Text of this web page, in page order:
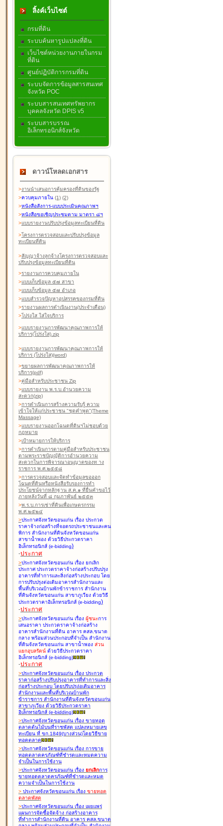
ลิ้งค์เว็บไซต์
กรมที่ดิน
ระบบค้นหารูปแปลงที่ดิน
เว็บไซต์หน่วยงานภายในกรม
ที่ดิน
ศูนย์ปฏิบัติการกรมที่ดิน
ระบบจัดการข้อมูลสารสนเทศ
จังหวัด POC
ระบบสารสนเทศทรัพยากร
บุคคลจังหวัด DPIS v5
ระบบสารบรรณ
อิเล็กทรอนิกส์จังหวัด
ดาวน์โหลดเอกสาร
>งานนำเสนอการคุ้มครองที่ดินของรัฐ
>ควบคุมภายใน (1) (2)
>หนังสือสังการ-แบบประเมินคุณภาพฯ
>หนังสือขอเชิญประชุมตาม มาตรา ๘ฯ
>แบบรายงานปรับปรุงข้อมูลทะเบียนที่ดิน
>โครงการตรวจสอบและปรับปรุงข้อมูล
ทะเบียนที่ดิน
>สัญญาจ้างลูกจ้างโครงการตรวจสอบและ
ปรับปรุงข้อมูลทะเบียนที่ดิน
>รายงานการควบคุมภายใน
>แบบเก็บข้อมูล ๕๗ สาขา
>แบบเก็บข้อมูล ๕๗ อำเภอ
>แบบสำรวจปัญหาอุปสรรคของกรมที่ดิน
>รายงานผลการดำเนินงาน(ประจำเดือน)
>โปร่งใส ใส่ใจบริการ
>แบบรายงานการพัฒนาคุณภาพการให้
บริการ(โปร่งใส).zip
>แบบรายงานการพัฒนาคุณภาพการให้
บริการ (โปร่งใส)(word)
>ขยายผลการพัฒนาคุณภาพการให้
บริการ(pdf)
>คู่มือสำหรับประชาชน Zip
>แบบรายงาน พ.ร.บ.อำนวยความ
สะดวก(zip)
>การดำเนินการสร้างความรับรู้ ความ
เข้าใจให้แก่ประชาชน "ชุดคำพูด"(Theme
Massage)
>แบบรายงานออกโฉนดที่ดินฯไม่ชอบด้วย
กฎหมาย
>เป้าหมายการให้บริการ
>การดำเนินการตามคู่มือสำหรับประชาชน
ตามพระราชบัญญัติการอำนวยความ
สะดวกในการพิจารณาอนุญาตของท าง
ราชการ พ.ศ.๒๕๕๘
>การตรวจสอบและจัดทำข้อมูลขอออก
โฉนดที่ดินหรือหนังสือรับรองการทำ
ประโยชน์จากหลักฐาน ส.ค.๑ ที่ยื่นคำขอไว้
ภายหลังวันที่ ๘ กุมภาพันธ์ ๒๕๕๓
>พ.ร.บ.การเช่าที่ดินเพื่อเกษตรกรรม
พ.ศ.๒๕๒๔
>ประกาศจังหวัดขอนแก่น เรื่อง ประกวด
ราคาจ้างก่อสร้างที่จอดรถประชาชนและคน
พิการ สำนักงานที่ดินจังหวัดขอนแก่น
สาขาน้ำพอง ด้วยวิธีประกวดราคา
อิเล็กทรอนิกส์ (e-bidding)
-ประกาศ
>ประกาศจังหวัดขอนแก่น เรื่อง ยกเลิก
ประกาศ ประกวดราคาจ้างก่อสร้างปรับปรุง
อาคารที่ทำการและสิ่งก่อสร้างประกอบ โดย
การปรับปรุงต่อเติมอาคารสำนักงานและ
พื้นที่บริเวณบ้านพักข้าราชการ สำนักงาน
ที่ดินจังหวัดขอนแก่น สาขาภูเวียง ด้วยวิธี
ประกวดราคาอิเล็กทรอนิกส์ (e-bidding)
-ประกาศ
>ประกาศจังหวัดขอนแก่น เรื่อง ผู้ชนะการ
เสนอราคา ประกวดราคาจ้างก่อสร้าง
อาคารสำนักงานที่ดิน อาคาร คสล.ขนาด
กลาง พร้อมส่วนประกอบที่จำเป็น สำนักงาน
ที่ดินจังหวัดขอนแก่น สาขาน้ำพอง ส่วน
แยกอุบลรัตน์ ด้วยวิธีประกวดราคา
อิเล็กทรอนิกส์ (e-bidding)
-ประกาศ
>ประกาศจังหวัดขอนแก่น เรื่อง ประกวด
ราคาก่อสร้างปรับปรุงอาคารที่ทำการและสิ่ง
ก่อสร้างประกอบ โดยปรับปรุง่อเติมอาคาร
สำนักงานและพื้นที่บริเวณบ้านพัก
ข้าราชการ สำนักงานที่ดินจังหวัดขอนแก่น
สาขาภูเวียง ด้วยวิธีประกวดราคา
อิเล็กทรอนิกส์ (e-bidding)
>ประกาศจังหวัดขอนแก่น เรื่อง ขายทอด
ตลาดต้นไม้บนที่ราชพัสดุ แปลงหมายเลข
ทะเบียน ที่ ขก.1849(บางส่วน)โดยวิธีขาย
ทอดตลาด
>ประกาศจังหวัดขอนแก่น เรื่อง การขาย
ทอดตลาดครุภัณฑ์ที่ชำรุดและหมดความ
จำเป็นในการใช้งาน
>ประกาศจังหวัดขอนแก่น เรื่อง ยกเลิกการ
ขายทอดตลาดครุภัณฑ์ที่ชำรุดและหมด
ความจำเป็นในการใช้งาน
> ประกาศจังหวัดขอนแก่น เรื่อง ขายทอด
ตลาดพัสดุ
>ประกาศจังหวัดขอนแก่น เรื่อง เผยแพร่
แผนการจัดซื้อจัดจ้าง ก่อสร้างอาคาร
ที่ทำการสำนักงานที่ดิน อาคาร คสล.ขนาด